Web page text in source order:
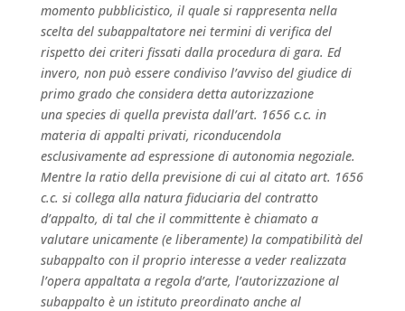
momento pubblicistico, il quale si rappresenta nella
scelta del subappaltatore nei termini di verifica del
rispetto dei criteri fissati dalla procedura di gara. Ed
invero, non può essere condiviso l’avviso del giudice di
primo grado che considera detta autorizzazione
una species di quella prevista dall’art. 1656 c.c. in
materia di appalti privati, riconducendola
esclusivamente ad espressione di autonomia negoziale.
Mentre la ratio della previsione di cui al citato art. 1656
c.c. si collega alla natura fiduciaria del contratto
d’appalto, di tal che il committente è chiamato a
valutare unicamente (e liberamente) la compatibilità del
subappalto con il proprio interesse a veder realizzata
l’opera appaltata a regola d’arte, l’autorizzazione al
subappalto è un istituto preordinato anche al